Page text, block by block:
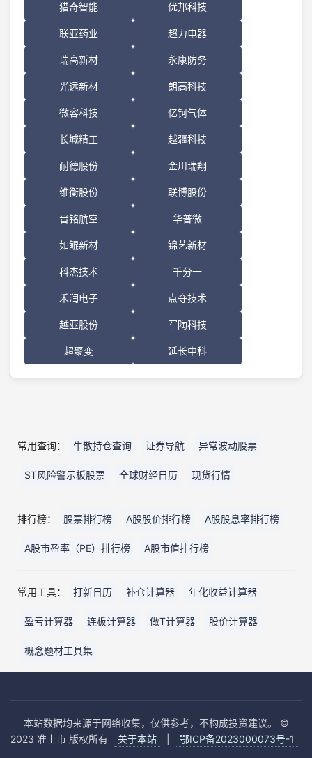
猎奇智能 优邦科技
联亚药业 超力电器
瑞高新材 永康防务
光远新材 朗高科技
微容科技 亿钶气体
长城精工 越疆科技
耐德股份 金川瑞翔
维衡股份 联博股份
晋铭航空 华普微
如鲲新材 锦艺新材
科杰技术 千分一
禾润电子 点夺技术
越亚股份 军陶科技
超聚变 延长中科
常用查询： 牛散持仓查询 证券导航 异常波动股票
ST风险警示板股票 全球财经日历 现货行情
排行榜： 股票排行榜 A股股价排行榜 A股股息率排行榜
A股市盈率（PE）排行榜 A股市值排行榜
常用工具： 打新日历 补仓计算器 年化收益计算器
盈亏计算器 连板计算器 做T计算器 股价计算器
概念题材工具集
本站数据均来源于网络收集，仅供参考，不构成投资建议。 ©
2023 准上市 版权所有
关于本站 鄂ICP备2023000073号-1